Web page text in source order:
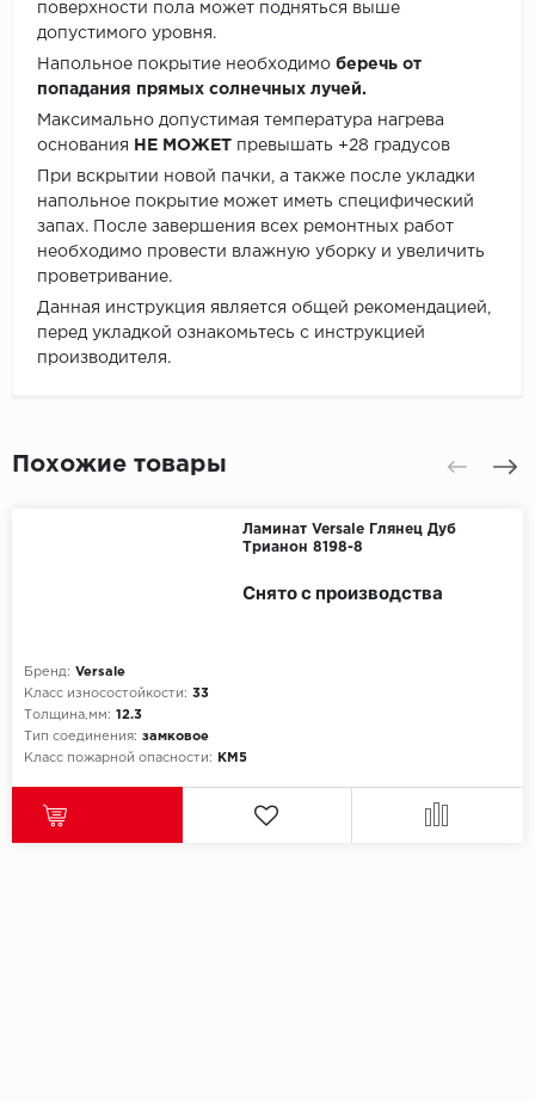
поверхности пола может подняться выше
допустимого уровня.
Напольное покрытие необходимо беречь от
попадания прямых солнечных лучей.
Максимально допустимая температура нагрева
основания
НЕ МОЖЕТ превышать +28 градусов
При вскрытии новой пачки, а также после укладки
напольное покрытие может иметь специфический
запах. После завершения всех ремонтных работ
необходимо провести влажную уборку и увеличить
проветривание.
Данная инструкция является общей рекомендацией,
перед укладкой ознакомьтесь с инструкцией
производителя.
Похожие товары
Ламинат Versale Глянец Дуб
Трианон 8198-8
Бренд: Versale
Класс износостойкости: 33
Толщина,мм: 12.3
Тип соединения: замковое
Класс пожарной опасности:
КМ5
Снято с производства